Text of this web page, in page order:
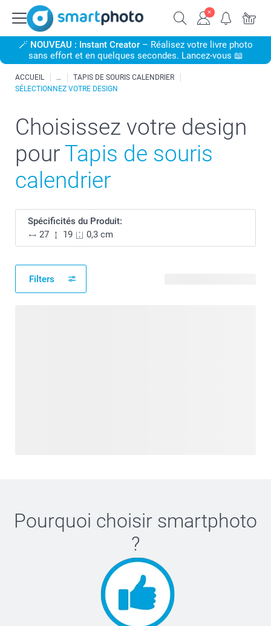
🪄 NOUVEAU : Instant Creator– Réalisez votre livre photo
sans effort et en quelques secondes. Lancez-vous 📖
ACCUEIL
TAPIS DE SOURIS CALENDRIER
SÉLECTIONNEZ VOTRE DESIGN
Choisissez votre design
pour Tapis de souris
calendrier
Spécificités du Produit:
27
19 0,3 cm
Filters
Pourquoi choisir smartphoto
?